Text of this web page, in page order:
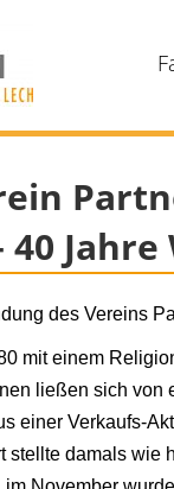
40
des Vereins
mit einem
ließen sich von
einer Verkaufs-
stellte damals wie